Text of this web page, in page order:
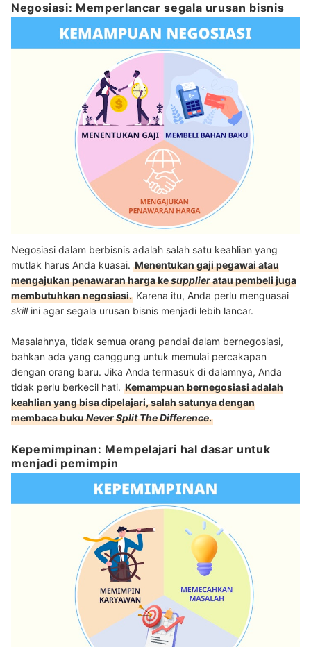
Negosiasi: Memperlancar segala urusan bisnis
Negosiasi dalam berbisnis adalah salah satu keahlian yang
mutlak harus Anda kuasai. Menentukan gaji pegawai atau
mengajukan penawaran harga kesupplieratau pembeli juga
membutuhkan negosiasi. Karena itu, Anda perlu menguasai
skillini agar segala urusan bisnis menjadi lebih lancar.
Masalahnya, tidak semua orang pandai dalam bernegosiasi,
bahkan ada yang canggung untuk memulai percakapan
dengan orang baru. Jika Anda termasuk di dalamnya, Anda
tidak perlu berkecil hati. Kemampuan bernegosiasi adalah
keahlian yang bisa dipelajari, salah satunya dengan
membaca bukuNever Split The Difference.
Kepemimpinan: Mempelajari hal dasar untuk
menjadi pemimpin